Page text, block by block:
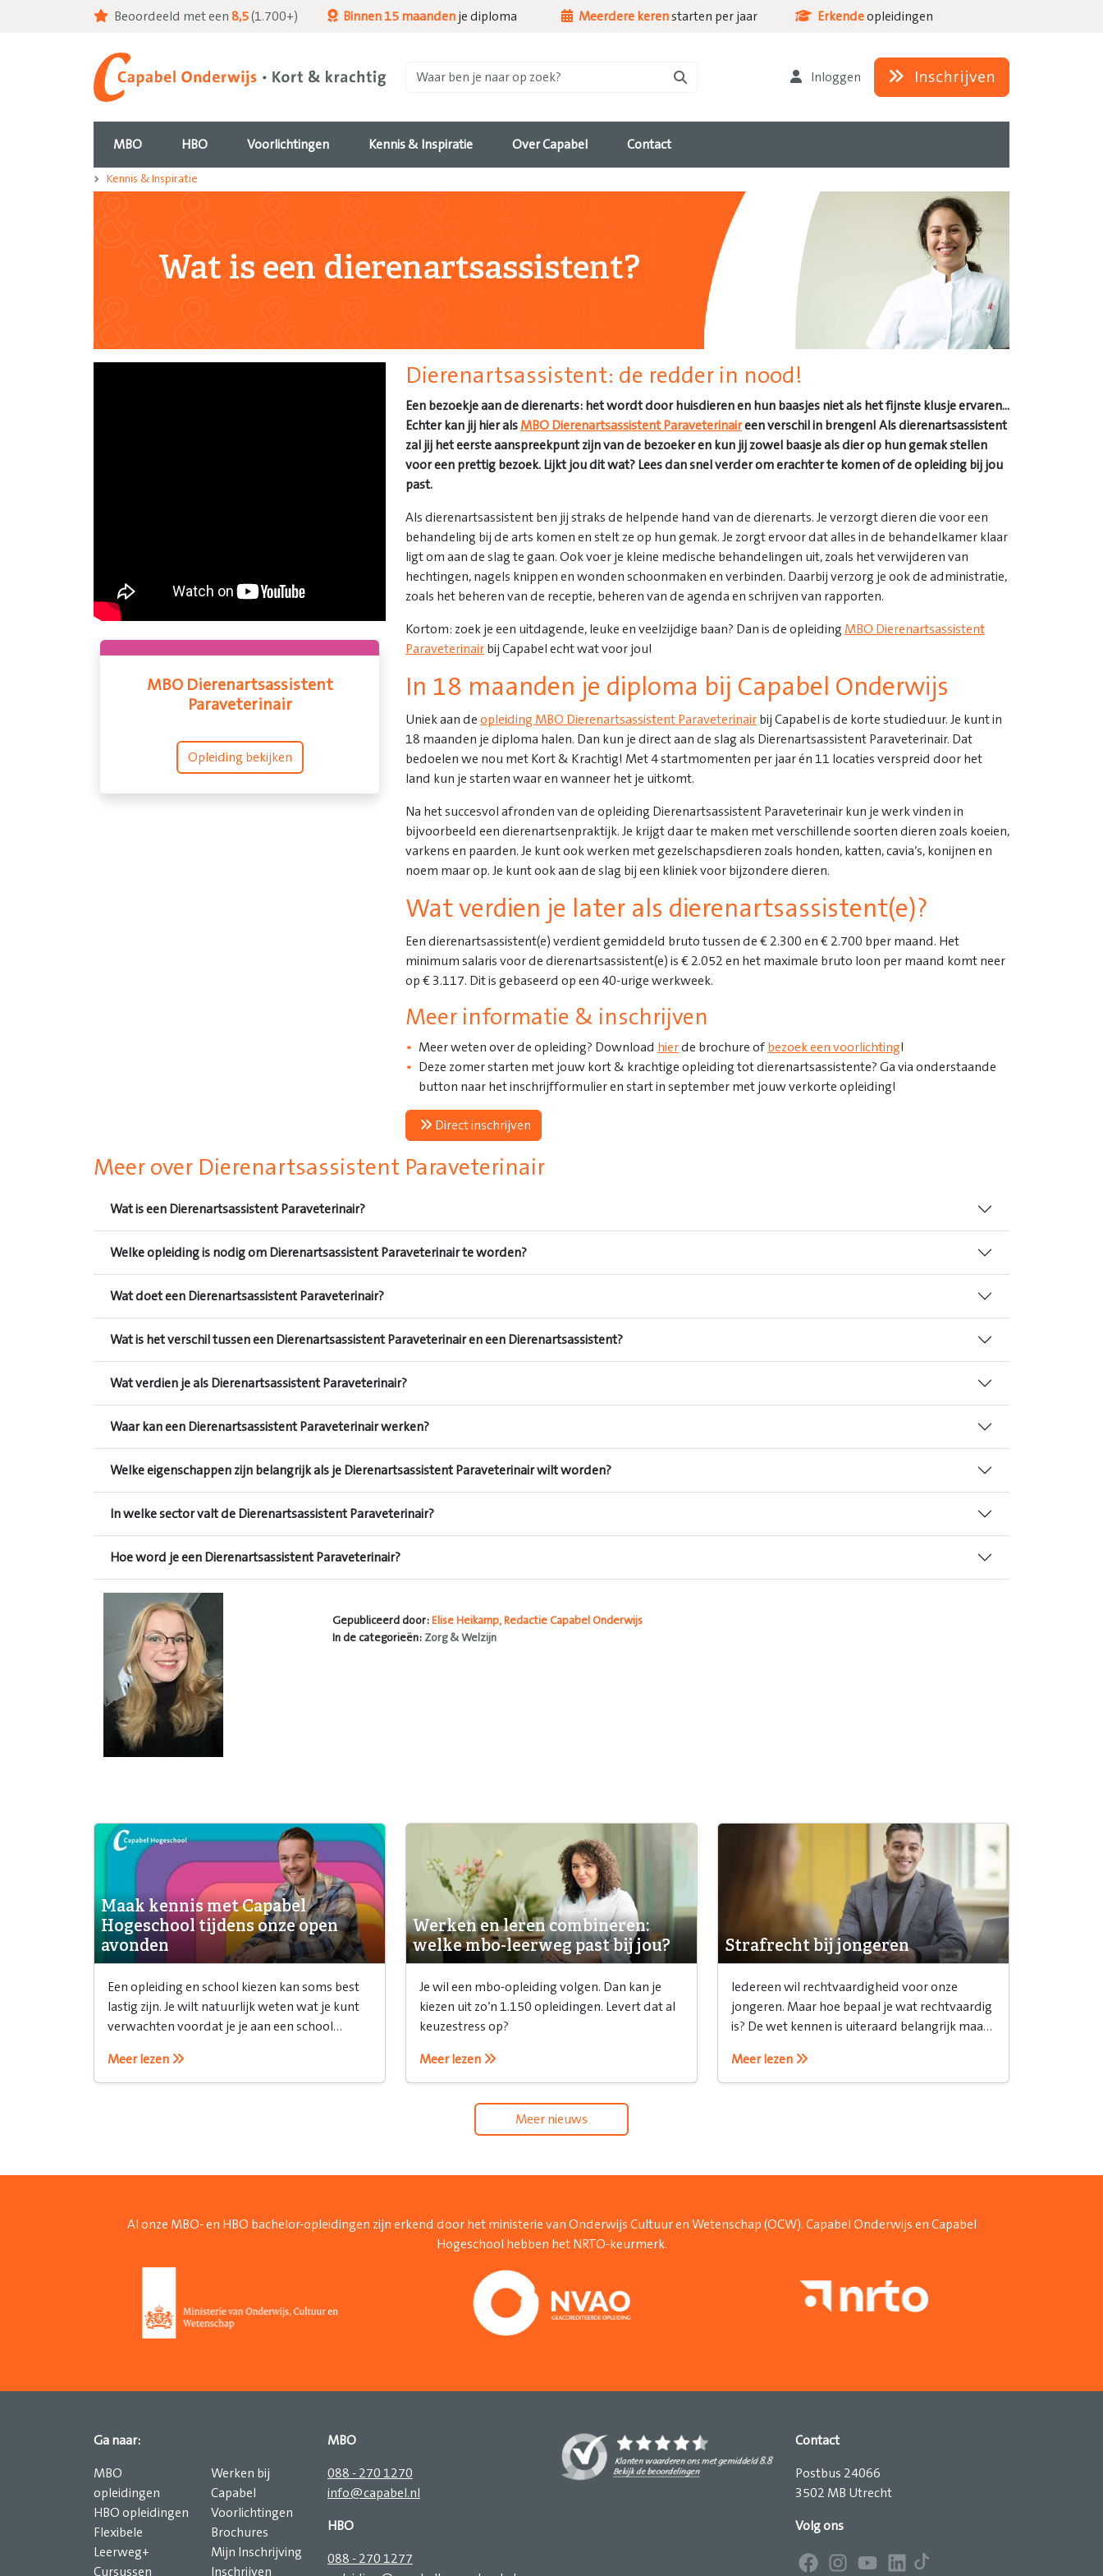
Waar ben je naar op zoek? Inloggen Inschrijven
MBO HBO Voorlichtingen Kennis & Inspiratie Over Capabel Contact
Beoordeeld met een 8,5(1.700+) Binnen 15 maanden je diploma Meerdere kerenstarten per jaar Erkendeopleidingen
Kennis & Inspiratie
Wat is een dierenartsassistent?
MBO Dierenartsassistent
Paraveterinair
Opleiding bekijken
Dierenartsassistent: de redder in nood!
Een bezoekje aan de dierenarts: het wordt door huisdieren en hun baasjes niet als het fijnste klusje ervaren...
Echter kan jij hier als MBO Dierenartsassistent Paraveterinaireen verschil in brengen! Als dierenartsassistent
zal jij het eerste aanspreekpunt zijn van de bezoeker en kun jij zowel baasje als dier op hun gemak stellen
voor een prettig bezoek. Lijkt jou dit wat? Lees dan snel verder om erachter te komen of de opleiding bij jou
past.
Als dierenartsassistent ben jij straks de helpende hand van de dierenarts. Je verzorgt dieren die voor een
behandeling bij de arts komen en stelt ze op hun gemak. Je zorgt ervoor dat alles in de behandelkamer klaar
ligt om aan de slag te gaan. Ook voer je kleine medische behandelingen uit, zoals het verwijderen van
hechtingen, nagels knippen en wonden schoonmaken en verbinden. Daarbij verzorg je ook de administratie,
zoals het beheren van de receptie, beheren van de agenda en schrijven van rapporten.
Kortom: zoek je een uitdagende, leuke en veelzijdige baan? Dan is de opleiding MBO Dierenartsassistent
Paraveterinair bij Capabel echt wat voor jou!
In 18 maanden je diploma bij Capabel Onderwijs
Uniek aan de opleiding MBO Dierenartsassistent Paraveterinair bij Capabel is de korte studieduur. Je kunt in
18 maanden je diploma halen. Dan kun je direct aan de slag als Dierenartsassistent Paraveterinair. Dat
bedoelen we nou met Kort & Krachtig! Met 4 startmomenten per jaar én 11 locaties verspreid door het
land kun je starten waar en wanneer het je uitkomt.
Na het succesvol afronden van de opleiding Dierenartsassistent Paraveterinair kun je werk vinden in
bijvoorbeeld een dierenartsenpraktijk. Je krijgt daar te maken met verschillende soorten dieren zoals koeien,
varkens en paarden. Je kunt ook werken met gezelschapsdieren zoals honden, katten, cavia’s, konijnen en
noem maar op. Je kunt ook aan de slag bij een kliniek voor bijzondere dieren.
Wat verdien je later als dierenartsassistent(e)?
Een dierenartsassistent(e) verdient gemiddeld bruto tussen de € 2.300 en € 2.700 bper maand. Het
minimum salaris voor de dierenartsassistent(e) is € 2.052 en het maximale bruto loon per maand komt neer
op € 3.117. Dit is gebaseerd op een 40-urige werkweek.
Meer informatie & inschrijven
Meer weten over de opleiding? Download hierde brochure of bezoek een voorlichting!
Deze zomer starten met jouw kort & krachtige opleiding tot dierenartsassistente? Ga via onderstaande
button naar het inschrijfformulier en start in september met jouw verkorte opleiding!
Direct inschrijven
Meer over Dierenartsassistent Paraveterinair
Wat is een Dierenartsassistent Paraveterinair?
Welke opleiding is nodig om Dierenartsassistent Paraveterinair te worden?
Wat doet een Dierenartsassistent Paraveterinair?
Wat is het verschil tussen een Dierenartsassistent Paraveterinair en een Dierenartsassistent?
Wat verdien je als Dierenartsassistent Paraveterinair?
Waar kan een Dierenartsassistent Paraveterinair werken?
Welke eigenschappen zijn belangrijk als je Dierenartsassistent Paraveterinair wilt worden?
In welke sector valt de Dierenartsassistent Paraveterinair?
Hoe word je een Dierenartsassistent Paraveterinair?
Gepubliceerd door: Elise Heikamp, Redactie Capabel Onderwijs
In de categorieën: Zorg & Welzijn
Maak kennis met Capabel
Hogeschool tijdens onze open
avonden
Een opleiding en school kiezen kan soms best
lastig zijn. Je wilt natuurlijk weten wat je kunt
verwachten voordat je je aan een school
Meer lezen
Werken en leren combineren:
welke mbo-leerweg past bij jou?
Je wil een mbo-opleiding volgen. Dan kan je
kiezen uit zo’n 1.150 opleidingen. Levert dat al
keuzestress op?
Meer lezen
Strafrecht bij jongeren
Iedereen wil rechtvaardigheid voor onze
jongeren. Maar hoe bepaal je wat rechtvaardig
is? De wet kennen is uiteraard belangrijk maar
recht inzet.
Meer lezen
Meer nieuws
Al onze MBO- en HBO bachelor-opleidingen zijn erkend door het ministerie van Onderwijs Cultuur en Wetenschap (OCW). Capabel Onderwijs en Capabel
Hogeschool hebben het NRTO-keurmerk.
Ga naar:
MBO
opleidingen
HBO opleidingen
Flexibele
Leerweg+
Cursussen
Werken bij
Capabel
Voorlichtingen
Brochures
Mijn Inschrijving
Inschrijven
MBO
088 - 270 1270
info@capabel.nl
HBO
088 - 270 1277
Contact
Postbus 24066
3502 MB Utrecht
Volg ons